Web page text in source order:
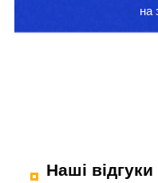
на
Наші відгуки